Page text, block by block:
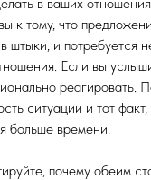
к тому, что
штыки, и потребуется
Если вы
реагировать.
ситуации и тот факт,
больше времени.
почему обеим